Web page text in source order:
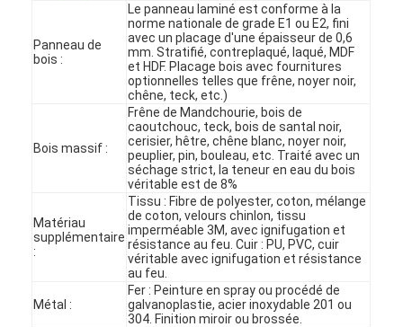
Produits
Le spectacle VR
Panneau de
bois :
Le panneau laminé est conforme à la
norme nationale de grade E1 ou E2, fini
avec un placage d'une épaisseur de 0,6
mm. Stratifié, contreplaqué, laqué, MDF
et HDF. Placage bois avec fournitures
optionnelles telles que frêne, noyer noir,
chêne, teck, etc.)
Bois massif :
Frêne de Mandchourie, bois de
caoutchouc, teck, bois de santal noir,
cerisier, hêtre, chêne blanc, noyer noir,
peuplier, pin, bouleau, etc. Traité avec un
séchage strict, la teneur en eau du bois
véritable est de 8%
Matériau
supplémentaire
:
Tissu : Fibre de polyester, coton, mélange
de coton, velours chinlon, tissu
imperméable 3M, avec ignifugation et
résistance au feu. Cuir : PU, PVC, cuir
véritable avec ignifugation et résistance
au feu.
Métal :
Fer : Peinture en spray ou procédé de
galvanoplastie, acier inoxydable 201 ou
304. Finition miroir ou brossée.